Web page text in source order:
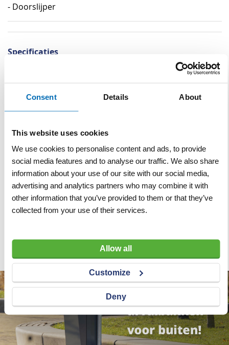
Consent Details About
This website uses cookies
We use cookies to personalise content and ads, to provide
social media features and to analyse our traffic. We also share
information about your use of our site with our social media,
advertising and analytics partners who may combine it with
other information that you’ve provided to them or that they’ve
collected from your use of their services.
Allow all
Customize
Deny
- Doorslijper
Specificaties
Gebruik Nat, droog
Merk Carat
Segmenthoogte 10 mm
Kwaliteit Classic